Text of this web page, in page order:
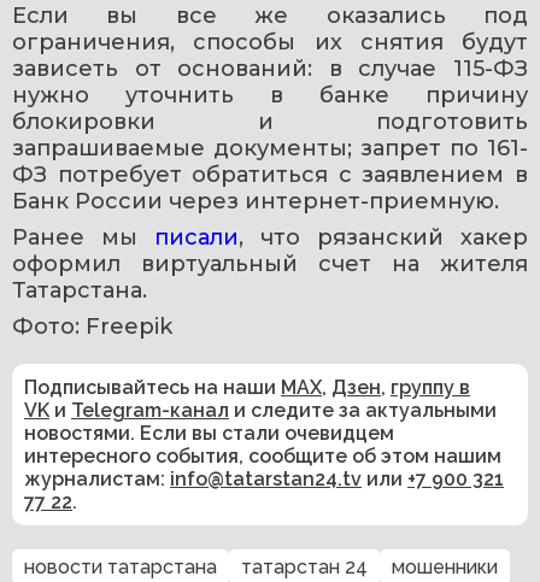
Если вы все же оказались под
ограничения, способы их снятия будут
зависеть от оснований: в случае 115-ФЗ
нужно уточнить в банке причину
блокировки и подготовить
запрашиваемые документы; запрет по 161-
ФЗ потребует обратиться с заявлением в
Банк России через интернет-приемную.
Ранее мы писали, что рязанский хакер
оформил виртуальный счет на жителя
Татарстана.
Фото: Freepik
Подписывайтесь на наши MAX, Дзен, группу в
VK и Telegram-канал и следите за актуальными
новостями. Если вы стали очевидцем
интересного события, сообщите об этом нашим
журналистам: info@tatarstan24.tv или +7 900 321
77 22.
новости татарстана татарстан 24
мошенники